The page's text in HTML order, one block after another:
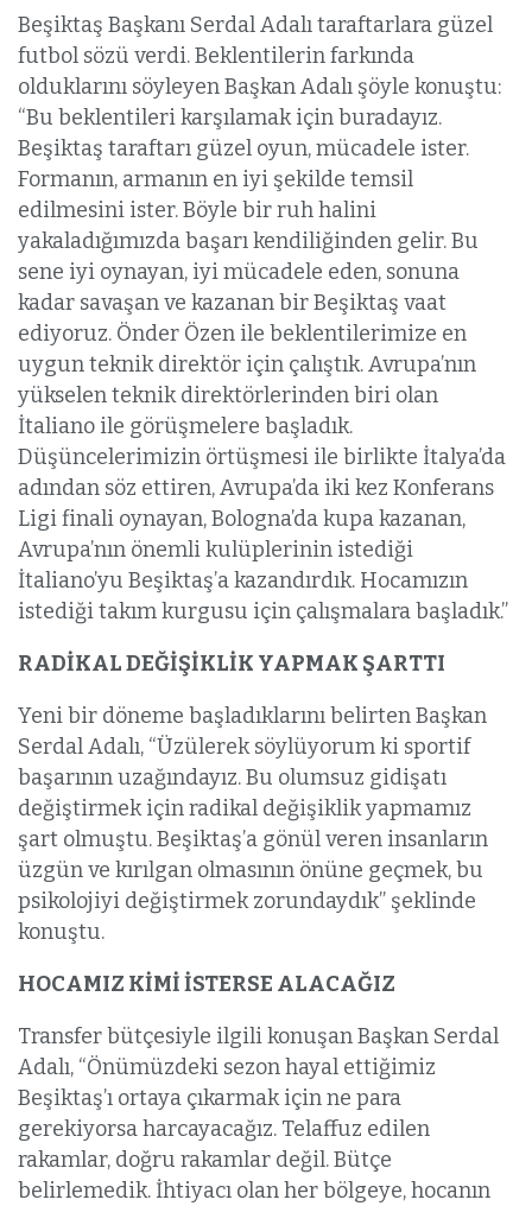
Beşiktaş Başkanı Serdal Adalı taraftarlara güzel
futbol sözü verdi. Beklentilerin farkında
olduklarını söyleyen Başkan Adalı şöyle konuştu:
“Bu beklentileri karşılamak için buradayız.
Beşiktaş taraftarı güzel oyun, mücadele ister.
Formanın, armanın en iyi şekilde temsil
edilmesini ister. Böyle bir ruh halini
yakaladığımızda başarı kendiliğinden gelir. Bu
sene iyi oynayan, iyi mücadele eden, sonuna
kadar savaşan ve kazanan bir Beşiktaş vaat
ediyoruz. Önder Özen ile beklentilerimize en
uygun teknik direktör için çalıştık. Avrupa’nın
yükselen teknik direktörlerinden biri olan
İtaliano ile görüşmelere başladık.
Düşüncelerimizin örtüşmesi ile birlikte İtalya’da
adından söz ettiren, Avrupa’da iki kez Konferans
Ligi finali oynayan, Bologna’da kupa kazanan,
Avrupa’nın önemli kulüplerinin istediği
İtaliano’yu Beşiktaş’a kazandırdık. Hocamızın
istediği takım kurgusu için çalışmalara başladık.”
RADİKAL DEĞİŞİKLİK YAPMAK ŞARTTI
Yeni bir döneme başladıklarını belirten Başkan
Serdal Adalı, “Üzülerek söylüyorum ki sportif
başarının uzağındayız. Bu olumsuz gidişatı
değiştirmek için radikal değişiklik yapmamız
şart olmuştu. Beşiktaş’a gönül veren insanların
üzgün ve kırılgan olmasının önüne geçmek, bu
psikolojiyi değiştirmek zorundaydık” şeklinde
konuştu.
HOCAMIZ KİMİ İSTERSE ALACAĞIZ
Transfer bütçesiyle ilgili konuşan Başkan Serdal
Adalı, “Önümüzdeki sezon hayal ettiğimiz
Beşiktaş’ı ortaya çıkarmak için ne para
gerekiyorsa harcayacağız. Telaffuz edilen
rakamlar, doğru rakamlar değil. Bütçe
belirlemedik. İhtiyacı olan her bölgeye, hocanın